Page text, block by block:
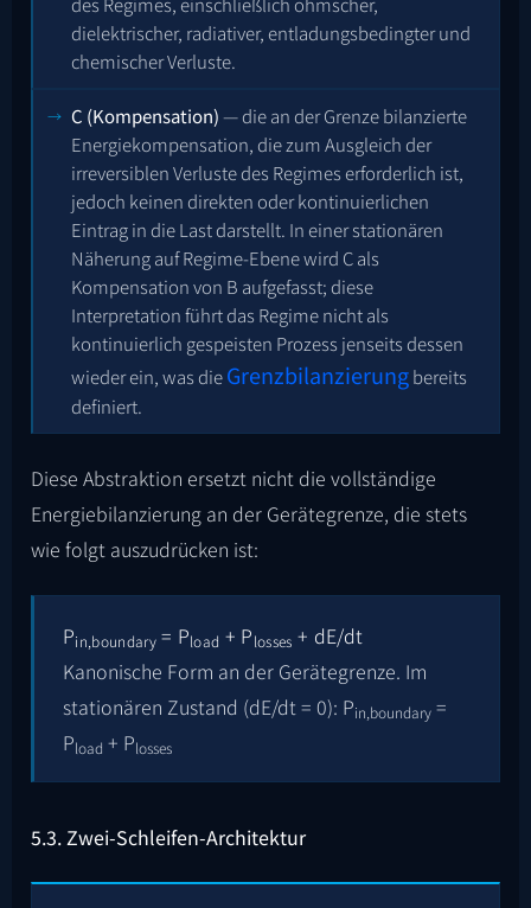
dielektrischer, radiativer, entladungsbedingter und
chemischer Verluste.
C (Kompensation)— die an der Grenze bilanzierte
Energiekompensation, die zum Ausgleich der
irreversiblen Verluste des Regimes erforderlich ist,
jedoch keinen direkten oder kontinuierlichen
Eintrag in die Last darstellt. In einer stationären
Näherung auf Regime-Ebene wird C als
Kompensation von B aufgefasst; diese
Interpretation führt das Regime nicht als
kontinuierlich gespeisten Prozess jenseits dessen
wieder ein, was dieGrenzbilanzierungbereits
definiert.
Diese Abstraktion ersetzt nicht die vollständige
Energiebilanzierung an der Gerätegrenze, die stets
wie folgt auszudrücken ist:
Pin,boundary= Pload + Plosses + dE/dt
Kanonische Form an der Gerätegrenze. Im
stationären Zustand (dE/dt = 0): Pin,boundary =
Pload + Plosses
5.3. Zwei-Schleifen-Architektur